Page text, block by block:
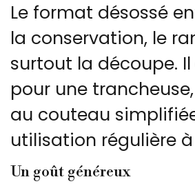
Le format désossé
la conservation, le
surtout la découpe.
pour une
au couteau
utilisation régulière
Un goût généreux